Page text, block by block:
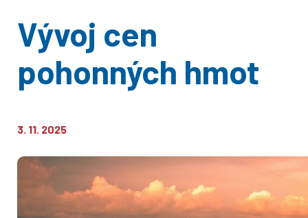
Vývoj cen
pohonných hmot
3. 11. 2025